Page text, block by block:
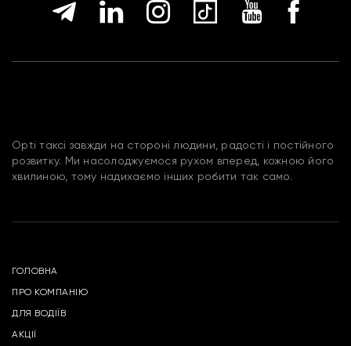
Opti таксі завжди на стороні людини, радості і постійного
розвитку. Ми насолоджуємося рухом вперед, кожною його
хвилиною, тому надихаємо інших робити так само.
ГОЛОВНА
ПРО КОМПАНІЮ
ДЛЯ ВОДІЇВ
АКЦІЇ